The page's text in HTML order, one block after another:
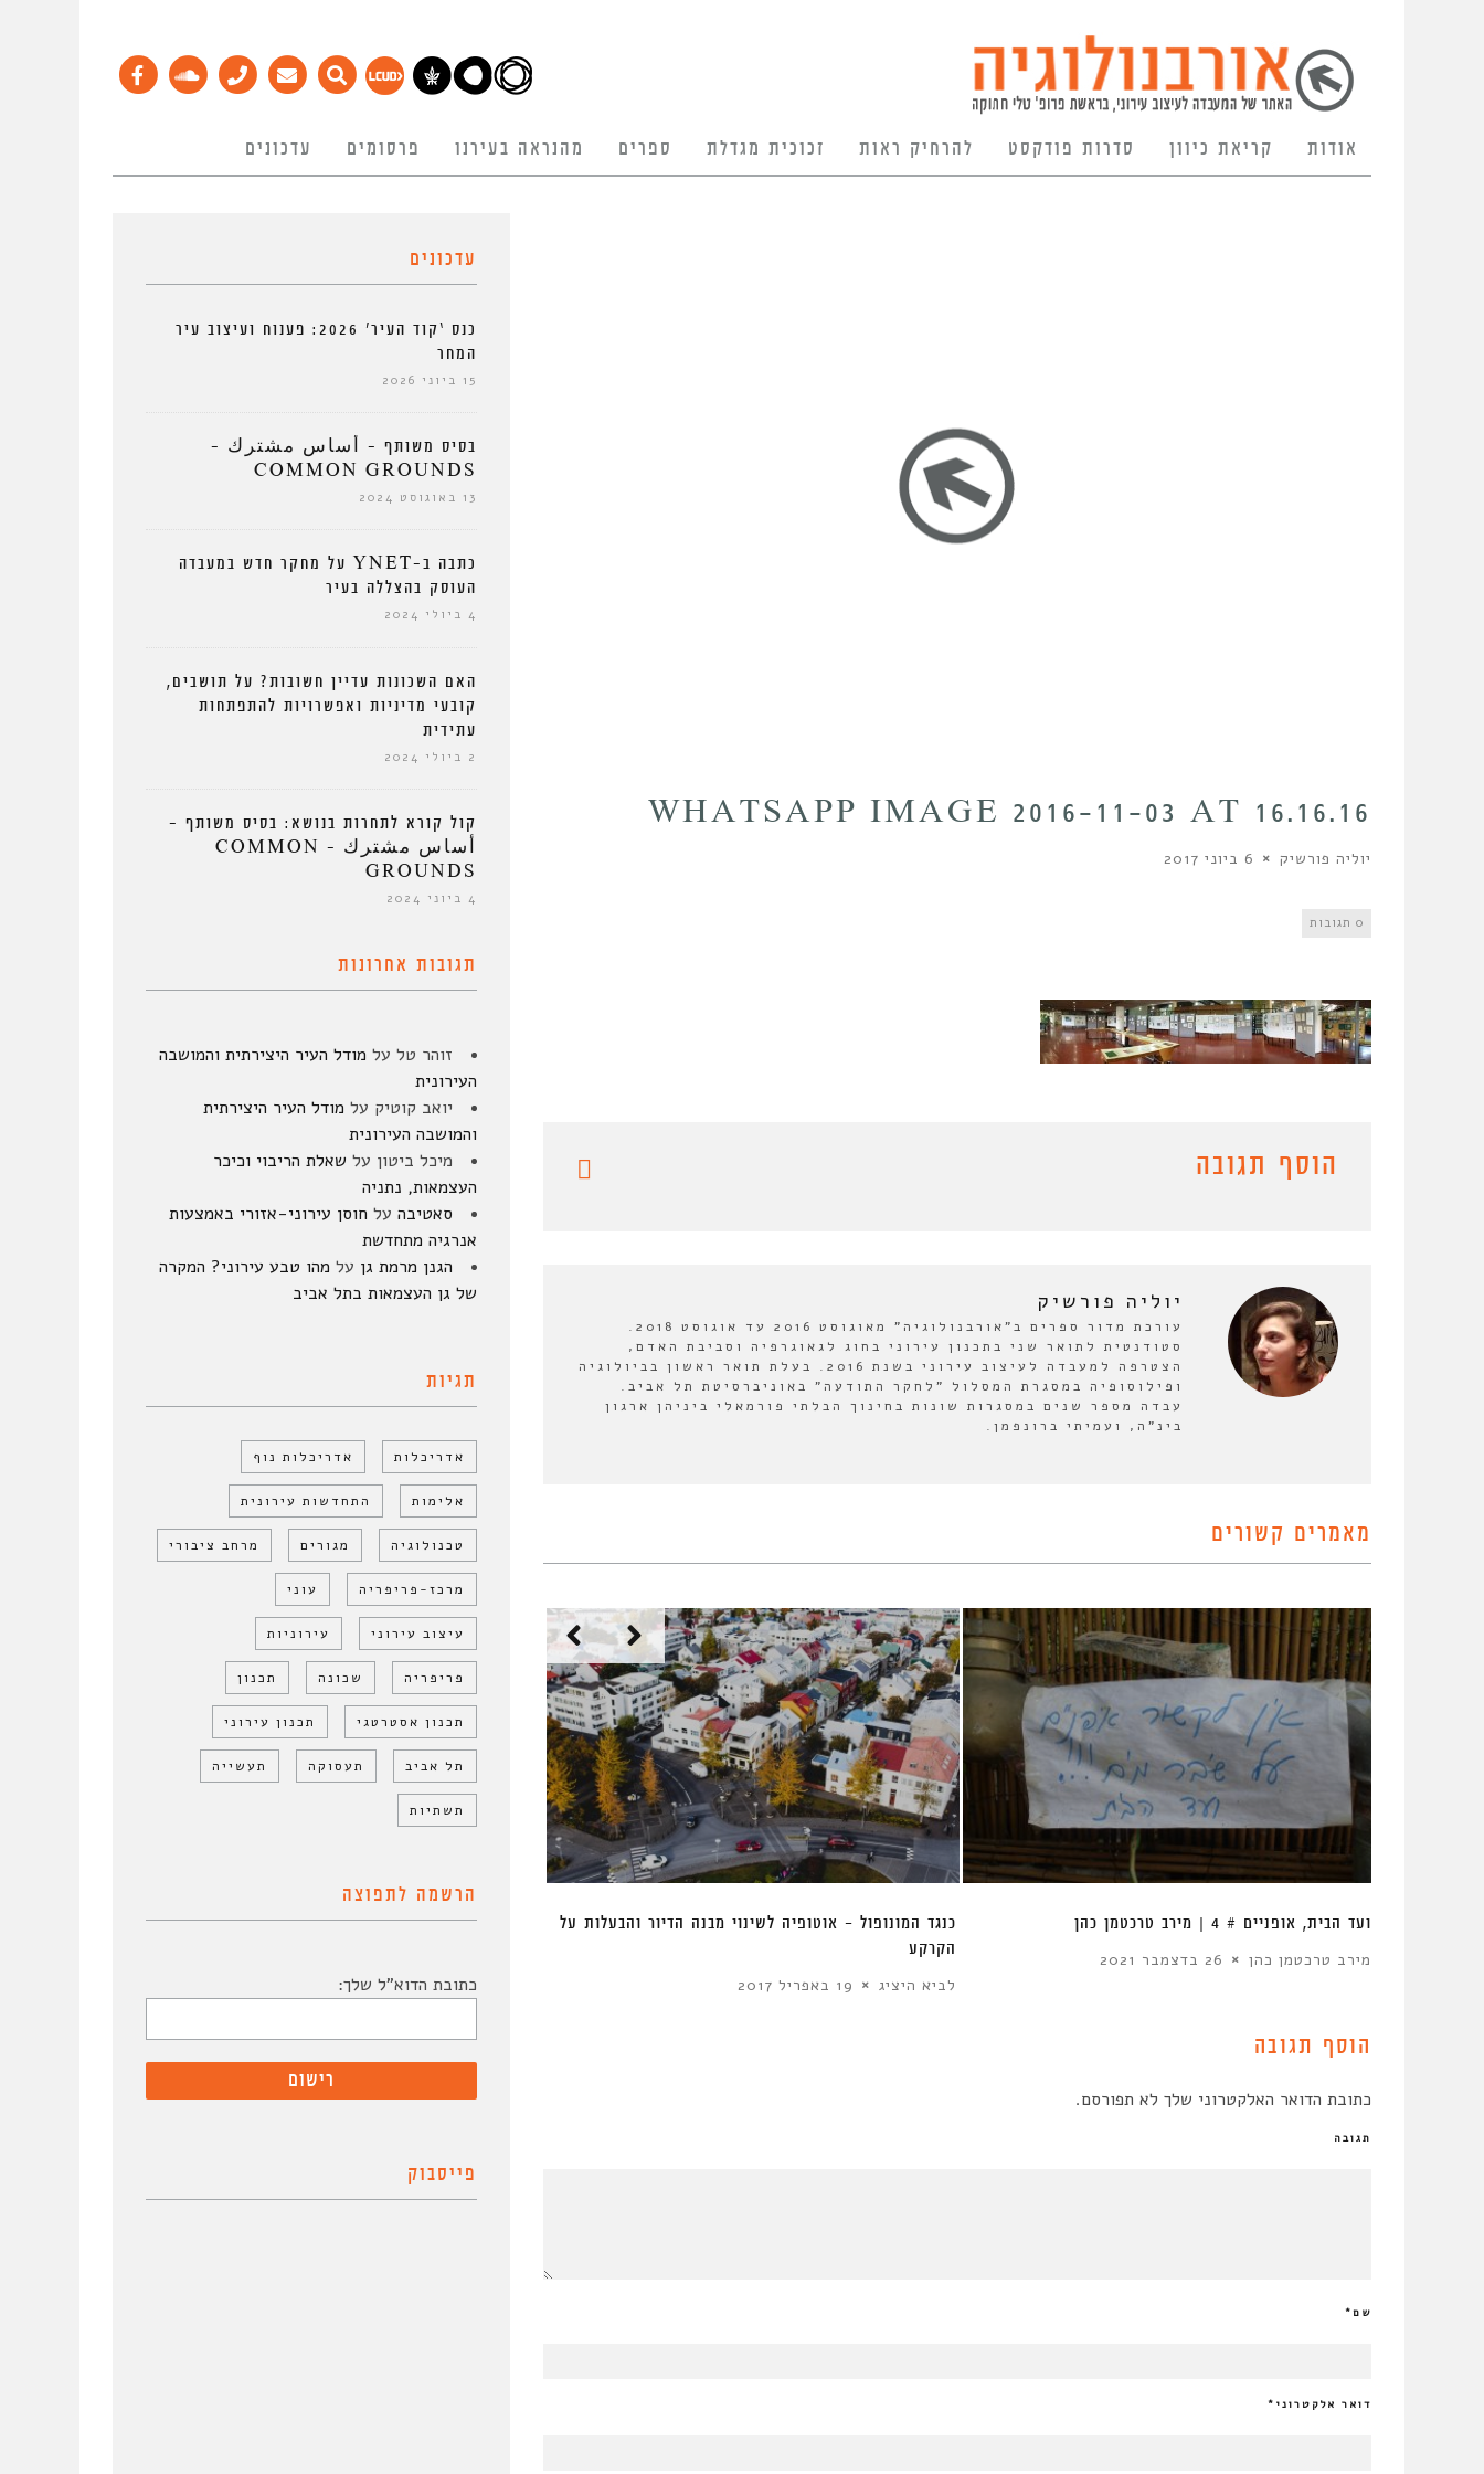
אודות קריאת כיוון סדרות פודקסט להרחיק ראות זכוכית מגדלת ספרים מהנראה בעירנו פרסומים עדכונים
WHATSAPP IMAGE 2016-11-03 AT 16.16.16
יוליה פורשיק 6 ביוני 2017
0 תגובות
הוסף תגובה
יוליה פורשיק
עורכת מדור ספרים ב"אורבנולוגיה" מאוגוסט 2016 עד אוגוסט 2018.
סטודנטית לתואר שני בתכנון עירוני בחוג לגאוגרפיה וסביבת האדם,
הצטרפה למעבדה לעיצוב עירוני בשנת 2016. בעלת תואר ראשון בביולוגיה
ופילוסופיה במסגרת המסלול "לחקר התודעה" באוניברסיטת תל אביב.
עבדה מספר שנים במסגרות שונות בחינוך הבלתי פורמאלי ביניהן ארגון
בינ"ה, ועמיתי ברונפמן.
מאמרים קשורים
כנגד המונופול – אוטופיה לשינוי מבנה הדיור והבעלות על
הקרקע
לביא היציג 19 באפריל 2017
ועד הבית, אופניים # 4 | מירב טרכטמן כהן
מירב טרכטמן כהן 26 בדצמבר 2021
הוסף תגובה
כתובת הדואר האלקטרוני שלך לא תפורסם.
תגובה
שם*
דואר אלקטרוני *
עדכונים
כנס ‘קוד העיר’ 2026: פענוח ועיצוב עיר
המחר
15 ביוני 2026
בסיס משותף – أساس مشترك –
COMMON GROUNDS
13 באוגוסט 2024
כתבה ב-YNET על מחקר חדש במעבדה
העוסק בהצללה בעיר
4 ביולי 2024
האם השכונות עדיין חשובות? על תושבים,
קובעי מדיניות ואפשרויות להתפתחות
עתידית
2 ביולי 2024
קול קורא לתחרות בנושא: בסיס משותף –
أساس مشترك – COMMON
GROUNDS
4 ביוני 2024
תגובות אחרונות
זוהר טל על מודל העיר היצירתית והמושבה
העירונית
יואב קוטיק על מודל העיר היצירתית
והמושבה העירונית
מיכל ביטון על שאלת הריבוי וכיכר
העצמאות, נתניה
סאטיבה על חוסן עירוני-אזורי באמצעות
אנרגיה מתחדשת
הגנן מרמת גן על מהו טבע עירוני? המקרה
של גן העצמאות בתל אביב
תגיות
אדריכלות אדריכלות נוף
אלימות התחדשות עירונית
טכנולוגיה מגורים מרחב ציבורי
מרכז-פריפריה עוני
עיצוב עירוני עירוניות
פריפריה שכונה תכנון
תכנון אסטרטגי תכנון עירוני
תל אביב תעסוקה תעשייה
תשתיות
הרשמה לתפוצה
כתובת הדוא"ל שלך:
פייסבוק